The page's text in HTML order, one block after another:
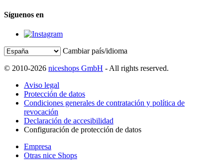
Síguenos en
Cambiar país/idioma
© 2010-2026 niceshops GmbH - All rights reserved.
Aviso legal
Protección de datos
Condiciones generales de contratación y política de
revocación
Declaración de accesibilidad
Configuración de protección de datos
Empresa
Otras nice Shops